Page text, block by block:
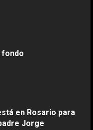
fondo
en Rosario para
Jorge